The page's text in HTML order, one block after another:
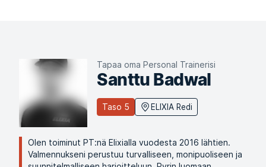
Tapaa oma Personal Trainerisi
Santtu Badwal
Taso 5 ELIXIA Redi
Olen toiminut PT:nä Elixialla vuodesta 2016 lähtien.
Valmennukseni perustuu turvalliseen, monipuoliseen ja